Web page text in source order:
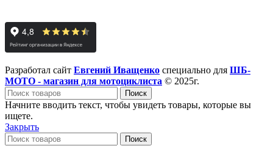
Разработал сайт Евгений Иващенко специально для ШБ-
МОТО - магазин для мотоциклиста © 2025г.
Поиск
Начните вводить текст, чтобы увидеть товары, которые вы
ищете.
Закрыть
Поиск